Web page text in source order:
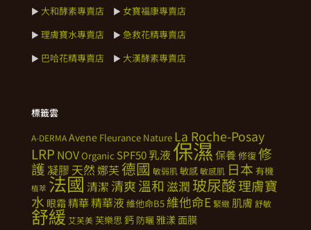
► 大和酵素專賣店 ► 女寶福康專賣店
► 理膚寶水專賣店 ► 急救花精專賣店
► 巴哈花精專賣店 ► 大漢酵素專賣店
標籤雲
A-DERMAAvene Fleurance Nature La Roche-Posay
LRP NOVOrganic SPF50乳液 保濕保養修復修
護凝膠 天然娜芙德國 敏弱肌敏感敏感肌 日本 有機
植萃 法國清潔 清爽溫和 滋潤 玻尿酸理膚寶
水 眼霜 精華精華液 維他命B5 維他命E 緊緻 肌膚 舒敏
舒緩 艾芙美芙樂思鈣 防曬雅漾面膜